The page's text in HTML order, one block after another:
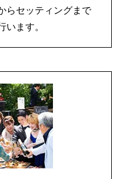
らセッティングまで
います。